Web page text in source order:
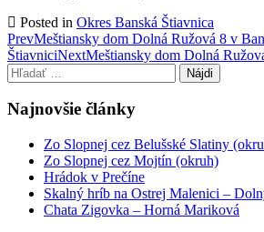
Posted in Okres Banská Štiavnica
Post
navigation
PrevMeštiansky dom Dolná Ružová 8 v
ŠtiavniciNextMeštiansky dom Dolná
Hľadať:
Najnovšie články
Zo Slopnej cez Belušské Slatiny
Zo Slopnej cez Mojtín (okruh)
Hrádok v Prečíne
Skalný hríb na Ostrej Malenici –
Chata Zigovka – Horná Mariková